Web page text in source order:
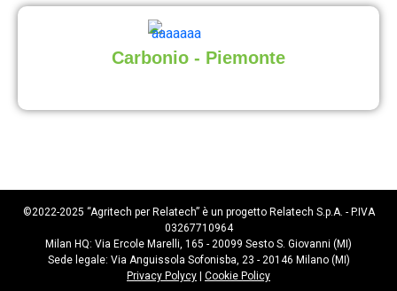
Carbonio - Piemonte
©2022-2025 “Agritech per Relatech” è un progetto Relatech S.p.A. - P.IVA
03267710964
Milan HQ: Via Ercole Marelli, 165 - 20099 Sesto S. Giovanni (MI)
Sede legale: Via Anguissola Sofonisba, 23 - 20146 Milano (MI)
Privacy Polycy
Cookie Policy